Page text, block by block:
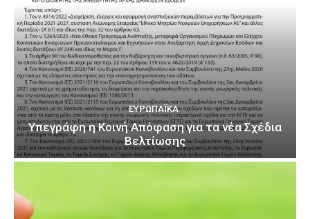
ΕΥΡΩΠΑΪΚΆ
Υπεγράφη η Κοινή Απόφαση για τα νέα Σχέδια
Βελτίωσης